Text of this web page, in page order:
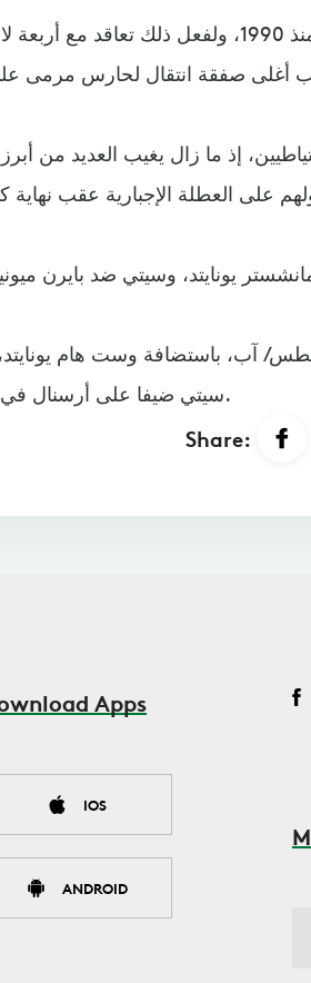
ويسعى ليفربول لحصد لقب الدوري الغائب منذ 1990، ولفعل ذلك
إذ ما زال يغيب العديد من أبرز
مشواره في الدوري يوم 12 أغسطس/ آب، باستضافة وست هام
سيتي ضيفا على أرسنال في اليوم ذاته.
Share:
Apps
IOS
ANDROID